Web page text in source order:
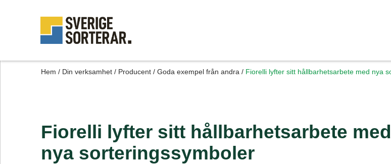
Hem / Din verksamhet / Producent / Goda exempel från andra / Fiorelli lyfter sitt hållbarhetsarbete med nya
Fiorelli lyfter sitt hållbarhetsarbete med
nya sorteringssymboler